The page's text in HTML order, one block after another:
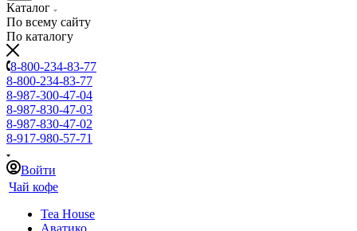
Каталог
По всему сайту
По каталогу
8-800-234-83-77
8-800-234-83-77
8-987-300-47-04
8-987-830-47-03
8-987-830-47-02
8-917-980-57-71
Войти
Чай кофе
Tea House
Аватико